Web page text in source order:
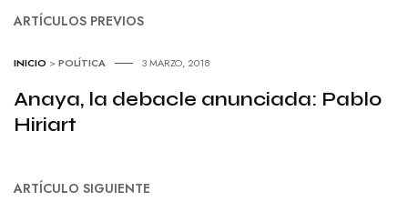
ARTÍCULOS PREVIOS
INICIO >POLÍTICA 3 MARZO, 2018
Anaya, la debacle anunciada: Pablo
Hiriart
ARTÍCULO SIGUIENTE